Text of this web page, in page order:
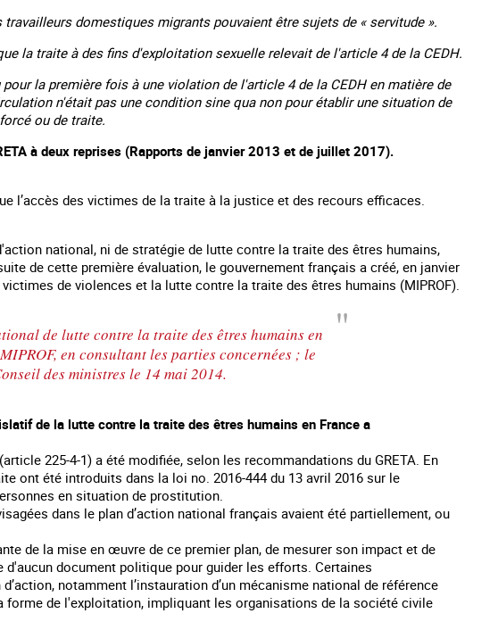
domestiques migrants pouvaient être sujets de « servitude ».
la traite à des fins d'exploitation sexuelle relevait de l'article 4 de la CEDH.
la première fois à une violation de l'article 4 de la CEDH en matière de
n'était pas une condition sine qua non pour établir une situation de
ou de traite.
à deux reprises (Rapports de janvier 2013 et de juillet 2017).
l’accès des victimes de la traite à la justice et des recours efficaces.
national, ni de stratégie de lutte contre la traite des êtres humains,
de cette première évaluation, le gouvernement français a créé, en janvier
de violences et la lutte contre la traite des êtres humains (MIPROF).
de lutte contre la traite des êtres humains en
en consultant les parties concernées ; le
des ministres le 14 mai 2014.
de la lutte contre la traite des êtres humains en France a
225-4-1) a été modifiée, selon les recommandations du GRETA. En
ont été introduits dans la loi no. 2016-444 du 13 avril 2016 sur le
en situation de prostitution.
dans le plan d’action national français avaient été partiellement, ou
de la mise en œuvre de ce premier plan, de mesurer son impact et de
document politique pour guider les efforts. Certaines
notamment l’instauration d’un mécanisme national de référence
de l'exploitation, impliquant les organisations de la société civile